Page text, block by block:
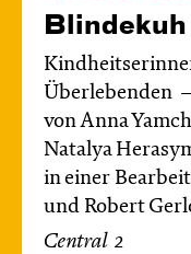
Blinde­kuh
Überlebenden
von Anna
Natalya
in einer
und Robert
Central 2